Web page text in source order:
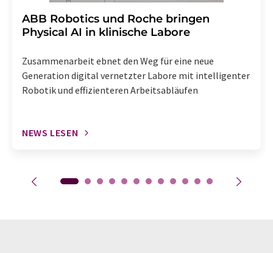
​​​​​​​ABB Robotics und Roche bringen
Physical AI in klinische Labore
Zusammenarbeit ebnet den Weg für eine neue
Generation digital vernetzter Labore mit intelligenter
Robotik und effizienteren Arbeitsabläufen
NEWS LESEN